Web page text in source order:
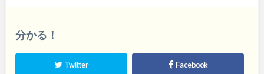
分かる！
Twitter Facebook